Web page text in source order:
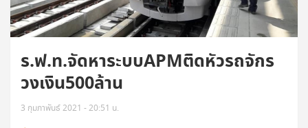
ร.ฟ.ท.จัดหาระบบAPMติดหัวรถจักร
วงเงิน500ล้าน
3 กุมภาพันธ์ 2021 - 20:51 น.